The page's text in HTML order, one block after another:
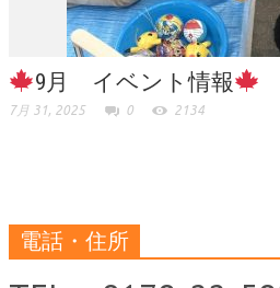
9月 イベント情報
7月 31, 2025 0 2134
電話・住所